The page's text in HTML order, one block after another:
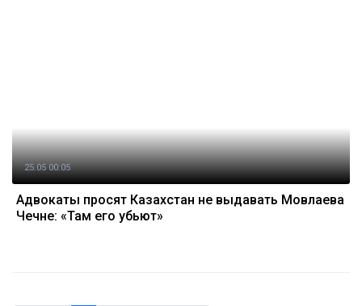
25.05 00:05
Адвокаты просят Казахстан не выдавать Мовлаева
Чечне: «Там его убьют»